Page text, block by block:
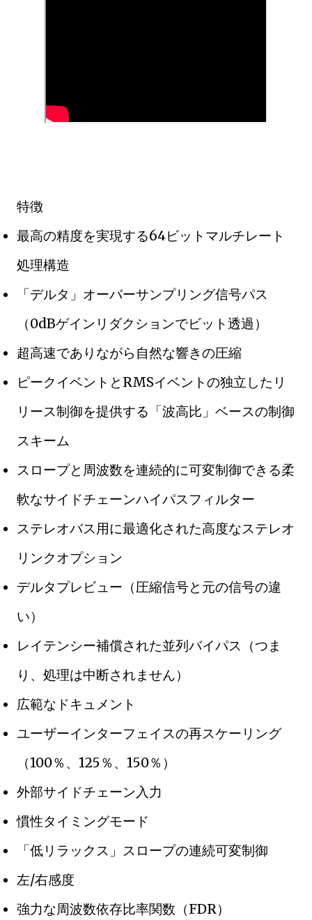
特徴
最高の精度を実現する64ビットマルチレート
処理構造
「デルタ」オーバーサンプリング信号パス
（0dBゲインリダクションでビット透過）
超高速でありながら自然な響きの圧縮
ピークイベントとRMSイベントの独立したリ
リース制御を提供する「波高比」ベースの制御
スキーム
スロープと周波数を連続的に可変制御できる柔
軟なサイドチェーンハイパスフィルター
ステレオバス用に最適化された高度なステレオ
リンクオプション
デルタプレビュー（圧縮信号と元の信号の違
い）
レイテンシー補償された並列バイパス（つま
り、処理は中断されません）
広範なドキュメント
ユーザーインターフェイスの再スケーリング
（100％、125％、150％）
外部サイドチェーン入力
慣性タイミングモード
「低リラックス」スロープの連続可変制御
左/右感度
強力な周波数依存比率関数（FDR）